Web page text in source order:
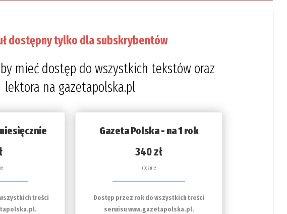
dostępny tylko dla subskrybentów
mieć dostęp do wszystkich tekstów oraz
lektora na gazetapolska.pl
treści
Gazeta Polska - na 1 rok
340 zł
rocznie
Dostęp przez rok do wszystkich treści
serwisu www.gazetapolska.pl.